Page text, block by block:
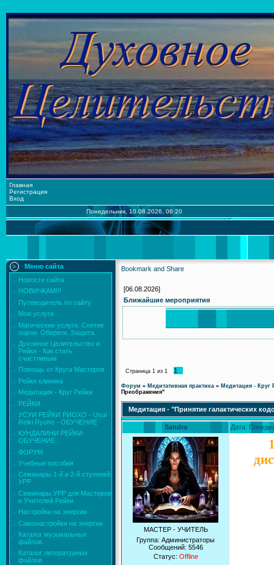
Главная
Регистрация
Вход
Понедельник, 10.08.2026, 06:20
Меню сайта
Новости сайта
НОВИЧКАМ!!!
Путеводитель по сайту
Мои услуги
Магические услуги. Снятие
порчи. Обереги. Защита.
Духовное Целительство и
Рейки - Как стать
счастливым
Помощь от Круга Мастеров
Рейки клиника
Медитация - Круг Рейки
РЕЙКИ
УСУИ РЕЙКИ РИОХО - Usui
Reiki Ryoho - ОБУЧЕНИЕ
КУНДАЛИНИ РЕЙКИ-
ОБУЧЕНИЕ
ФОРУМ
Учебные пособия
Семинары 1-й и 2-й ступеней
УРР
Семинары УРР для Мастеров
и Учителей Рейки
Настройки на энергии
Самонастройки на энергии
Каталог музыкальных
файлов
Каталог литературных
файлов
[06.08.2026]
Ближайшие мероприятия
Страница 1 из 1 1
Форум » Медитативная практика » Медитация - Круг
Преображения"
Медитация - "Принятие галактических
Sandra Дата:
МАСТЕР - УЧИТЕЛЬ
Группа: Администраторы
Сообщений: 5546
Статус: Offline